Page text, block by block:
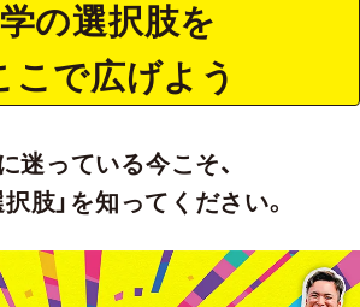
の選択肢を
こで広げよう
迷っている今こそ、
択肢」を知ってください。